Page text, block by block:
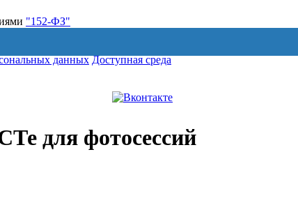
"152-ФЗ"
данных Доступная среда
для фотосессий